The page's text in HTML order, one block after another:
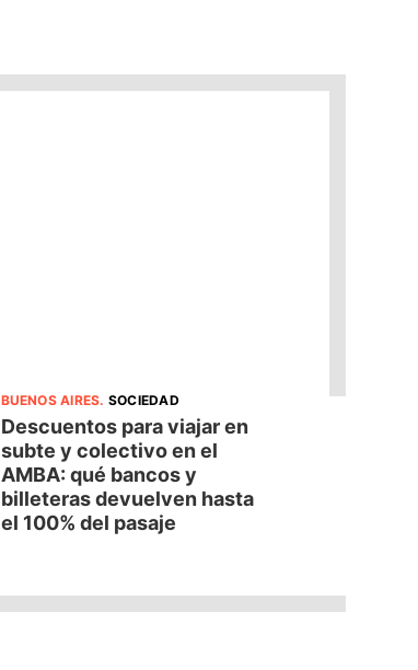
BUENOS AIRES. SOCIEDAD
Descuentos para viajar en
subte y colectivo en el
AMBA: qué bancos y
billeteras devuelven hasta
el 100% del pasaje